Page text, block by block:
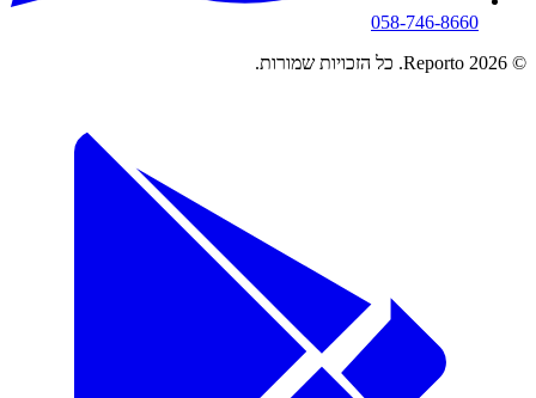
058-746-8660
© 2026 Reporto. כל הזכויות שמורות.